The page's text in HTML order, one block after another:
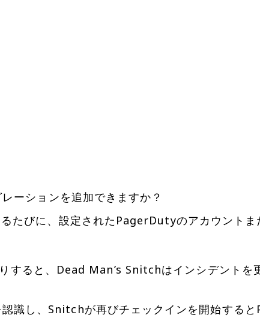
ーションを追加できますか？
たびに、設定されたPagerDutyのアカウントま
すると、Dead Man’s Snitchはインシデントを
識し、Snitchが再びチェックインを開始すると